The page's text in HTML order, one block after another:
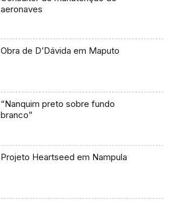
aeronaves
Obra de D’Dávida em Maputo
“Nanquim preto sobre fundo
branco”
Projeto Heartseed em Nampula